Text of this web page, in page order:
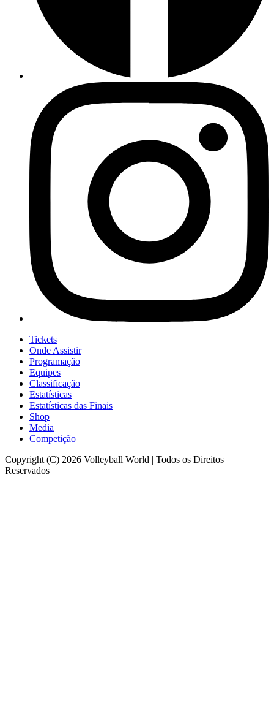
Tickets
Onde Assistir
Programação
Equipes
Classificação
Estatísticas
Estatísticas das Finais
Shop
Media
Competição
Copyright (C) 2026 Volleyball World | Todos os Direitos
Reservados